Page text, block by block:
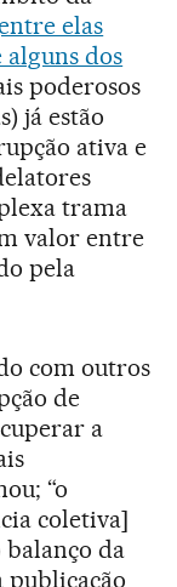
elas
dos
poderosos
já estão
ativa e
trama
valor entre
pela
com outros
de
a
“o
coletiva]
da
publicação